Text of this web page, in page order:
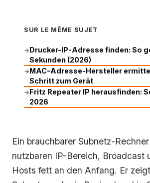
SUR LE MÊME SUJET
→Drucker-IP-Adresse finden: So
Sekunden (2026)
→MAC-Adresse-Hersteller
Schritt zum Gerät
→Fritz Repeater IP herausfinden:
2026
Ein brauchbarer Subnetz-
nutzbaren IP-Bereich, Broadcast
Hosts fett an den Anfang. Er